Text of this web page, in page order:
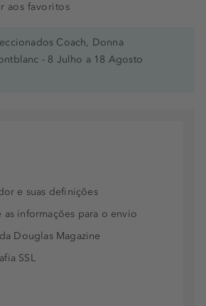
aos favoritos
Coach, Donna
- 8 Julho a 18 Agosto
e suas definições
as informações para o envio
Douglas Magazine
SSL